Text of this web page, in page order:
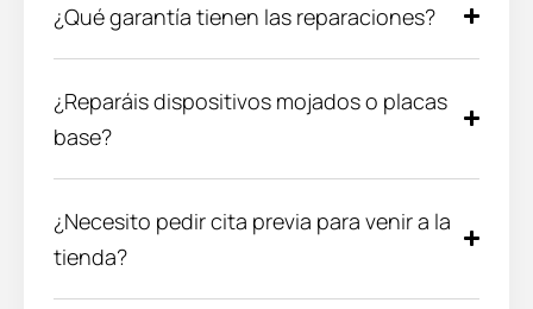
¿Qué garantía tienen las reparaciones?
¿Reparáis dispositivos mojados o placas
base?
¿Necesito pedir cita previa para venir a la
tienda?